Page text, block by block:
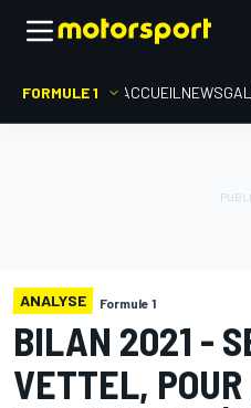
FORMULE 1 ACCUEIL NEWS
ANALYSE Formule 1
BILAN 2021 -
VETTEL,